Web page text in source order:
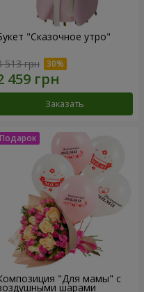
"Сказочное утро"
513 грн
Заказать
"Для мамы" с
шарами